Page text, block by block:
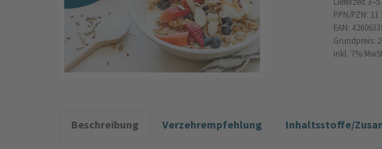
PPN/PZN:
EAN:
Grundpreis:
inkl. 7%
Beschreibung Verzehrempfehlung Inhaltsstoffe/